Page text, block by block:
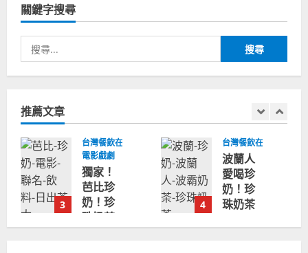
關鍵字搜尋
尋
關
字:
推薦文章
3
台灣餐飲在全球
電影戲劇
獨家！
芭比珍
奶！珍
珠奶茶
飲料
4
台灣餐飲在全球
波蘭人
愛喝珍
奶！珍
珠奶茶